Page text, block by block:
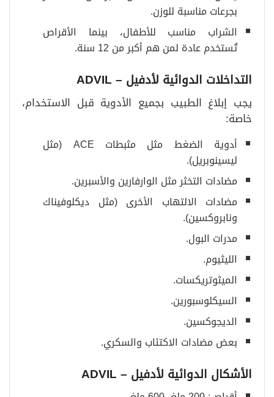
بجرعات مناسبة للوزن.
الشراب مناسب للأطفال، بينما الأقراص
تُستخدم عادة لمن هم أكبر من 12 سنة.
التداخلات الدوائية لأدفيل – ADVIL
يجب إبلاغ الطبيب بجميع الأدوية قبل الاستخدام،
خاصة:
أدوية الضغط مثل مثبطات ACE (مثل
ليسينوبريل).
مضادات التخثر مثل الوارفارين والأسبرين.
مضادات الالتهاب الأخرى (مثل ديكلوفيناك
ونابروكسين).
مدرات البول.
الليثيوم.
الميثوتريكسات.
السيكلوسبورين.
الديجوكسين.
بعض مضادات الاكتئاب والسكري.
الأشكال الدوائية لأدفيل – ADVIL